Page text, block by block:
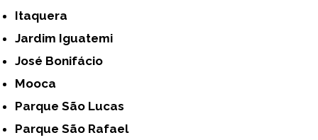
Itaquera
Jardim Iguatemi
José Bonifácio
Mooca
Parque São Lucas
Parque São Rafael